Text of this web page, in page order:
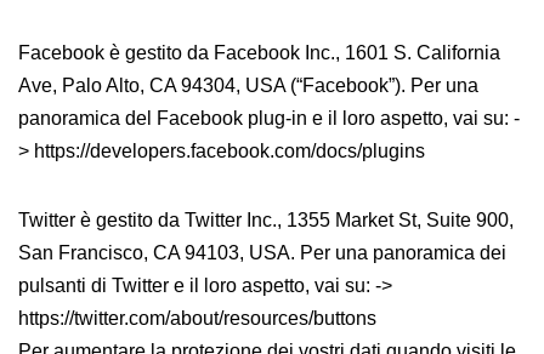
Facebook è gestito da Facebook Inc., 1601 S. California
Ave, Palo Alto, CA 94304, USA (“Facebook”). Per una
panoramica del Facebook plug-in e il loro aspetto, vai su: -
> https://developers.facebook.com/docs/plugins
Twitter è gestito da Twitter Inc., 1355 Market St, Suite 900,
San Francisco, CA 94103, USA. Per una panoramica dei
pulsanti di Twitter e il loro aspetto, vai su: ->
https://twitter.com/about/resources/buttons